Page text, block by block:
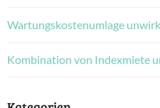
Wartungskostenumlage
Kombination von Indexmiete